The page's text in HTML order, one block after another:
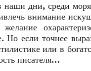
дни, среди
внимание
Но если точнее
или в
писателя…